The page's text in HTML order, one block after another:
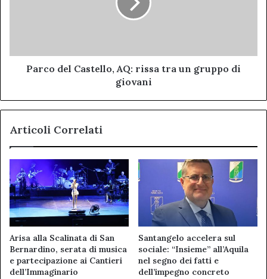
di
giovaniParco del Castello, AQ: rissa tra un gruppo di
giovani
Articoli Correlati
Arisa alla Scalinata di San
Bernardino, serata di musica
e partecipazione ai Cantieri
dell’Immaginario
Santangelo accelera sul
sociale: “Insieme” all’Aquila
nel segno dei fatti e
dell’impegno concreto